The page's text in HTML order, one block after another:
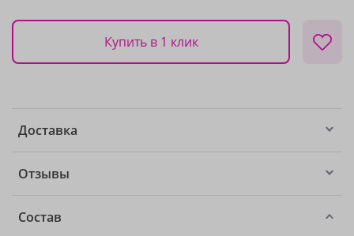
Купить в 1 клик
Доставка
Отзывы
Состав